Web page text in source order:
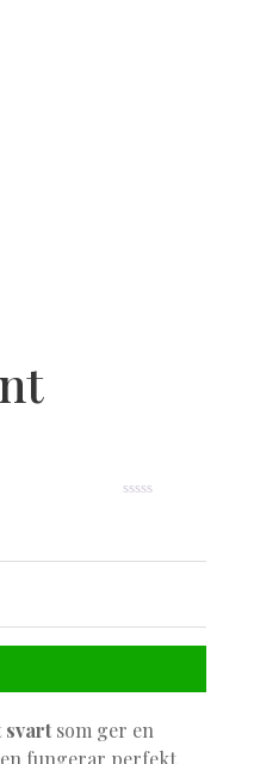
svartsom ger en